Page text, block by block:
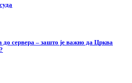
сервера – зашто је важно да Црква